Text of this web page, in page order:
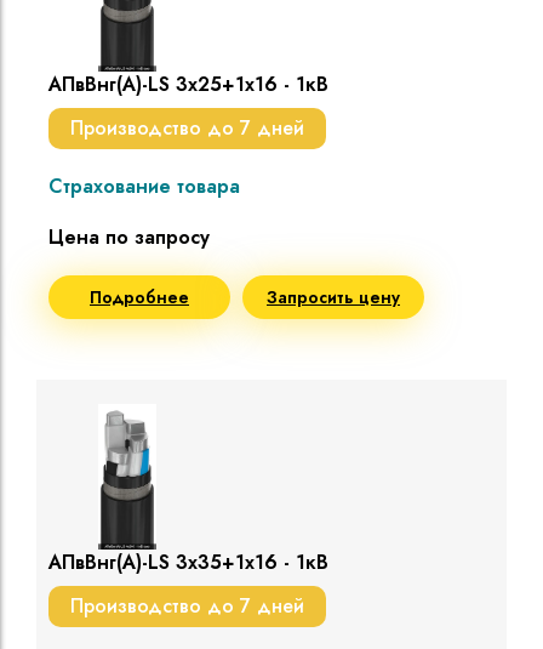
АПвВнг(A)-LS 3х25+1х16 - 1кВ
Производство до 7 дней
Страхование товара
Цена по запросу
Подробнее Запросить цену
АПвВнг(A)-LS 3х35+1х16 - 1кВ
Производство до 7 дней